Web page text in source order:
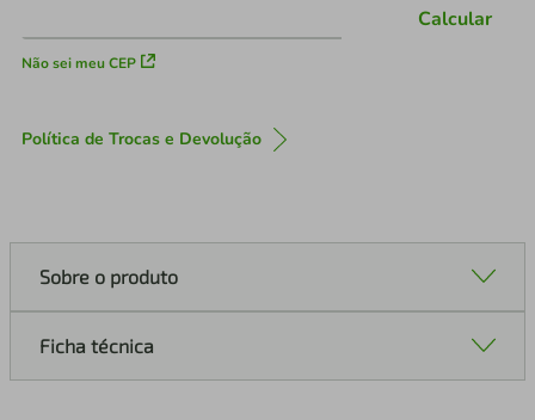
Não sei meu CEP
Calcular
Política de Trocas e Devolução
Sobre o produto
Ficha técnica